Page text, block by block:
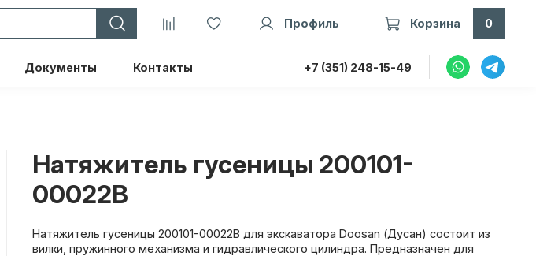
Документы Контакты +7 (351) 248-15-49
Профиль Корзина 0
Натяжитель гусеницы 200101-
00022B
Натяжитель гусеницы 200101-00022B для экскаватора Doosan (Дусан) состоит из
вилки, пружинного механизма и гидравлического цилиндра. Предназначен для